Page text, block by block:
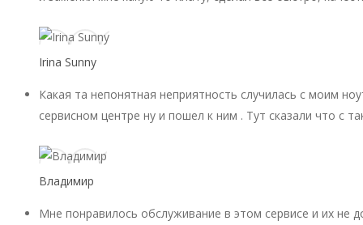
Irina Sunny
Какая та непонятная неприятность случилась с моим
сервисном центре ну и пошел к ним . Тут сказали что с
Владимир
Мне понравилось обслуживание в этом сервисе и их не